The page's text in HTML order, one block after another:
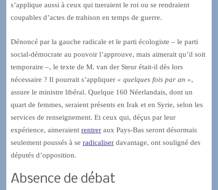
s’applique aussi à ceux qui tueraient le roi ou se rendraient
coupables d’actes de trahison en temps de guerre.
Dénoncé par la gauche radicale et le parti écologiste – le parti
social-démocrate au pouvoir l’approuve, mais aimerait qu’il soit
temporaire –, le texte de M. van der Steur était-il dès lors
nécessaire ? Il pourrait s’appliquer « quelques fois par an »,
assure le ministre libéral. Quelque 160 Néerlandais, dont un
quart de femmes, seraient présents en Irak et en Syrie, selon les
services de renseignement. Et ceux qui, déçus par leur
expérience, aimeraient rentreraux Pays-Bas seront désormais
seulement poussés à se radicaliserdavantage, ont souligné des
députés d’opposition.
Absence de débat